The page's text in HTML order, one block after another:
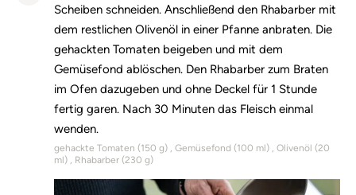
Scheiben schneiden. Anschließend den Rhabarber mit
dem restlichen Olivenöl in einer Pfanne anbraten. Die
gehackten Tomaten beigeben und mit dem
Gemüsefond ablöschen. Den Rhabarber zum Braten
im Ofen dazugeben und ohne Deckel für 1 Stunde
fertig garen. Nach 30 Minuten das Fleisch einmal
wenden.
gehackte Tomaten (150 g) Gemüsefond (100 ml) Olivenöl (20
ml)
Rhabarber (230 g)